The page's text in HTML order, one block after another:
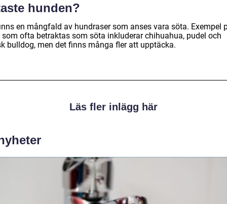
hunden?
en mångfald av hundraser som anses vara söta. Exempel
som ofta betraktas som söta inkluderar chihuahua, pudel och
bulldog, men det finns många fler att upptäcka.
Läs fler inlägg här